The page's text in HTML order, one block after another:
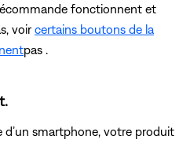
fonctionnent et
voircertains boutons de la
pas .
d’un smartphone, votre produit